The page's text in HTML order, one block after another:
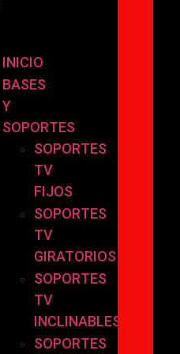
INICIO
BASES
Y
SOPORTES
SOPORTES
TV
FIJOS
SOPORTES
TV
GIRATORIOS
SOPORTES
TV
INCLINABLES
SOPORTES